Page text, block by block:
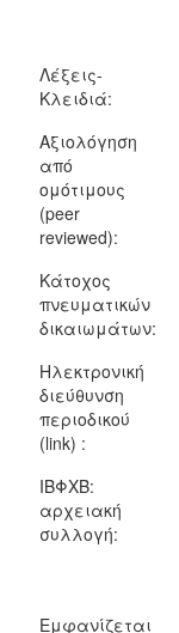
Λέξεις-
Κλειδιά:
Αξιολόγηση
από
ομότιμους
(peer
reviewed):
Κάτοχος
πνευματικών
δικαιωμάτων:
Ηλεκτρονική
διεύθυνση
περιοδικού
(link) :
ΙΒΦΧΒ:
αρχειακή
συλλογή:
Εμφανίζεται